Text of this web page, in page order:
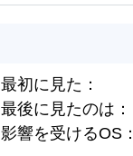
最初に見た：
最後に見たのは：
影響を受けるOS：